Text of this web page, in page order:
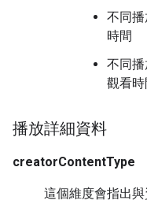
不同
時間
不同
觀看時
播放詳細資料
creatorContentType
這個維度會指出